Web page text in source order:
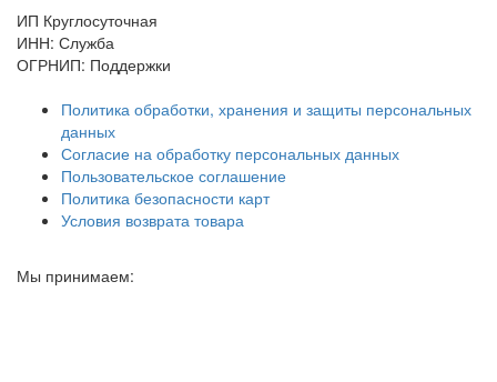
ИП Круглосуточная
ИНН: Служба
ОГРНИП: Поддержки
Политика обработки, хранения и защиты персональных
данных
Согласие на обработку персональных данных
Пользовательское соглашение
Политика безопасности карт
Условия возврата товара
Мы принимаем: